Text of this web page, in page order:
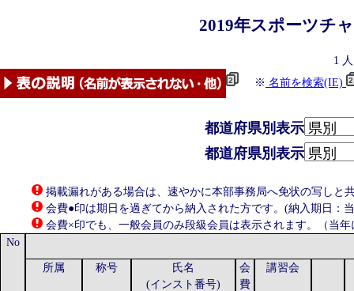
2019年スポーツチ
1
※ 名前を検索(IE)
都道府県別表示
都道府県別表示
掲載漏れがある場合は、速やかに本部事務局へ免状の写しと
会費●印は期日を過ぎてから納入された方です。(納入期日：
会費×印でも、一般会員のみ段級会員は表示されます。（当
No
所属 称号
氏名
(インスト番号)
会
費
講習会